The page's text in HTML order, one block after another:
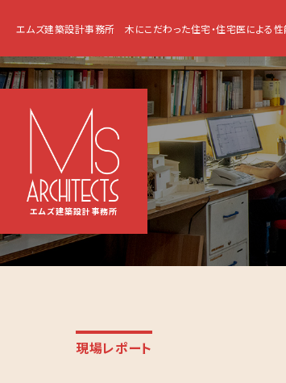
エムズ建築設計事務所 木にこだわった住宅・住宅医による
エムズ建築設計事務所
現場レポート